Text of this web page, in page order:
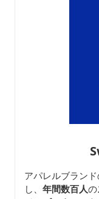
アパレルブラン
し、 年間数百人の